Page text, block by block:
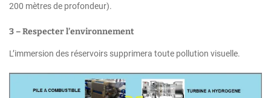
200 mètres de profondeur).
3 – Respecter l’environnement
L’immersion des réservoirs supprimera toute pollution visuelle.